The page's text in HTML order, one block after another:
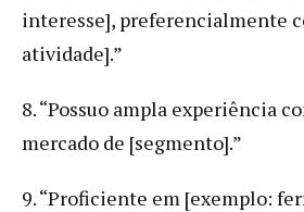
interesse], preferencialmente
atividade].”
8. “Possuo ampla experiência
mercado de [segmento].”
9. “Proficiente em [exemplo: